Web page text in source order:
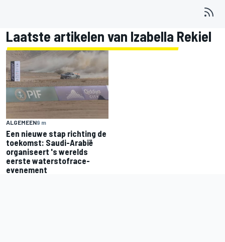
Laatste artikelen van Izabella Rekiel
ALGEMEEN9 m
Een nieuwe stap richting de
toekomst: Saudi-Arabië
organiseert 's werelds
eerste waterstofrace-
evenement